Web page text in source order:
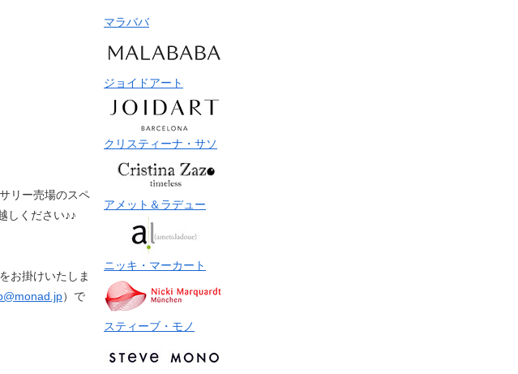
リー売場のスペ
しください♪♪
お掛けいたしま
）で
マラババ
ジョイドアート
クリスティーナ・サソ
アメット＆ラデュー
ニッキ・マーカート
スティーブ・モノ